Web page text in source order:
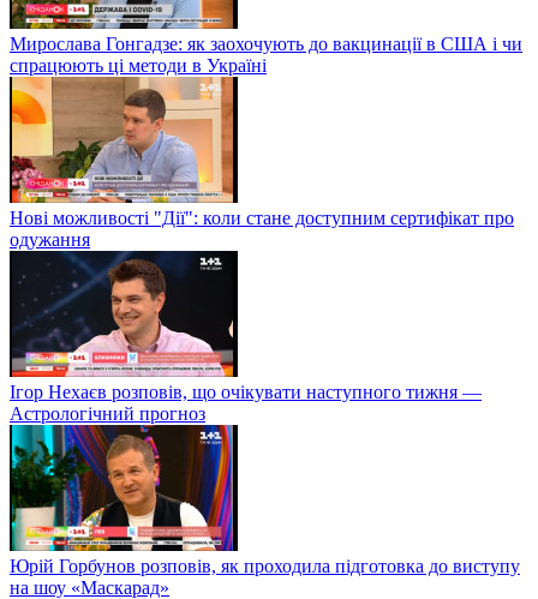
Мирослава Гонгадзе: як заохочують до вакцинації в США і чи
спрацюють ці методи в Україні
Нові можливості "Дії": коли стане доступним сертифікат про
одужання
Ігор Нехаєв розповів, що очікувати наступного тижня —
Астрологічний прогноз
Юрій Горбунов розповів, як проходила підготовка до виступу
на шоу «Маскарад»